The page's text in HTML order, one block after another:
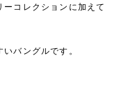
コレクションに加えて
バングルです。